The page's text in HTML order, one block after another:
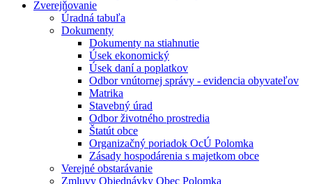
Zverejňovanie
Úradná tabuľa
Dokumenty
Dokumenty na stiahnutie
Úsek ekonomický
Úsek daní a poplatkov
Odbor vnútornej správy - evidencia obyvateľov
Matrika
Stavebný úrad
Odbor životného prostredia
Štatút obce
Organizačný poriadok OcÚ Polomka
Zásady hospodárenia s majetkom obce
Verejné obstarávanie
Zmluvy Objednávky Obec Polomka